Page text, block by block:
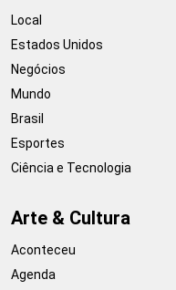
Local
Estados Unidos
Negócios
Mundo
Brasil
Esportes
Ciência e Tecnologia
Arte & Cultura
Aconteceu
Agenda